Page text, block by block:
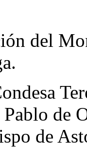
del
Pablo de
de